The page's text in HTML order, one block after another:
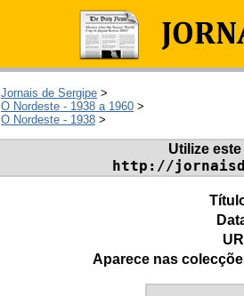
Jornais de Sergipe >
O Nordeste - 1938 a 1960 >
O Nordeste - 1938 >
Utilize
http://
Aparece nas